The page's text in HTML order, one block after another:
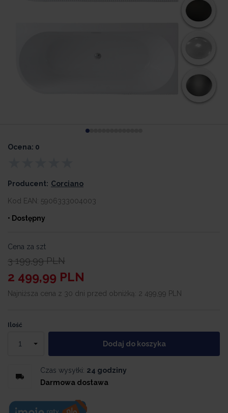
Ocena: 0
Producent: Corciano
Kod EAN: 5906333004003
• Dostępny
Cena za szt
3 199,99 PLN
2 499,99 PLN
Najniższa cena z 30 dni przed obniżką: 2 499,99 PLN
Ilość
Dodaj do koszyka
Czas wysyłki: 24 godziny
Darmowa dostawa